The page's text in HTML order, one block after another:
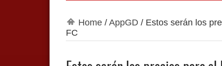
Home/ AppGD / Estos serán los
FC